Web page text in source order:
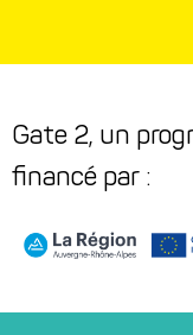
Gate 2, un
financé par :